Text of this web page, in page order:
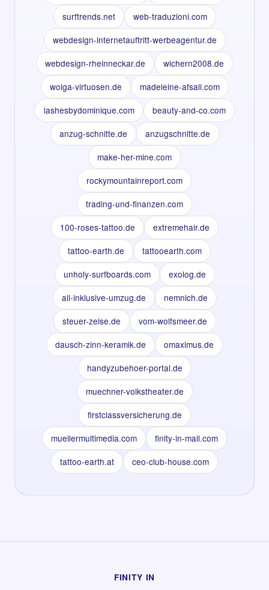
surftrends.net
web-traduzioni.com
webdesign-internetauftritt-werbeagentur.de
webdesign-rheinneckar.de
wichern2008.de
wolga-virtuosen.de
madeleine-afsali.com
lashesbydominique.com
beauty-and-co.com
anzug-schnitte.de
anzugschnitte.de
make-her-mine.com
rockymountainreport.com
trading-und-finanzen.com
100-roses-tattoo.de
extremehair.de
tattoo-earth.de
tattooearth.com
unholy-surfboards.com
exolog.de
all-inklusive-umzug.de
nemnich.de
steuer-zeise.de
vom-wolfsmeer.de
dausch-zinn-keramik.de
omaximus.de
handyzubehoer-portal.de
muechner-volkstheater.de
firstclassversicherung.de
muellermultimedia.com
finity-in-mail.com
tattoo-earth.at
ceo-club-house.com
FINITY IN